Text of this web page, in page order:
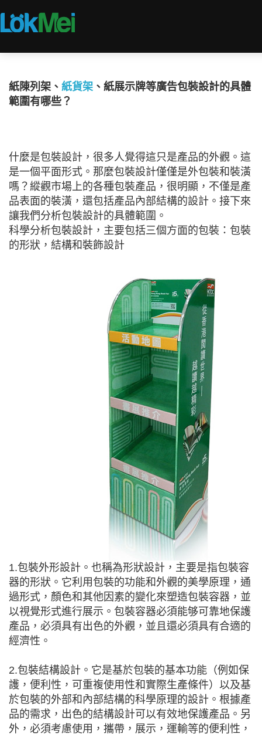
紙陳列架、 紙貨架 、紙展示牌等廣告包裝設計的具體
範圍有哪些？
什麼是包裝設計，很多人覺得這只是產品的外觀。這
是一個平面形式。那麼包裝設計僅僅是外包裝和裝潢
嗎？縱觀市場上的各種包裝產品，很明顯，不僅是產
品表面的裝潢，還包括產品內部結構的設計。接下來
讓我們分析包裝設計的具體範圍。
科學分析包裝設計，主要包括三個方面的包裝：包裝
的形狀，結構和裝飾設計
1.包裝外形設計。也稱為形狀設計，主要是指包裝容
器的形狀。它利用包裝的功能和外觀的美學原理，通
過形式，顏色和其他因素的變化來塑造包裝容器，並
以視覺形式進行展示。包裝容器必須能够可靠地保護
產品，必須具有出色的外觀，並且還必須具有合適的
經濟性。
2.包裝結構設計。它是基於包裝的基本功能（例如保
護，便利性，可重複使用性和實際生產條件）以及基
於包裝的外部和內部結構的科學原理的設計。根據產
品的需求，出色的結構設計可以有效地保護產品。另
外，必須考慮使用，攜帶，展示，運輸等的便利性，